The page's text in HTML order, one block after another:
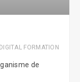
FORMATION
de